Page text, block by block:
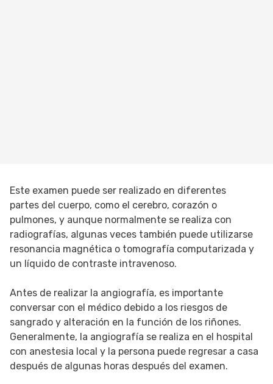
Este examen puede ser realizado en diferentes
partes del cuerpo, como el cerebro, corazón o
pulmones, y aunque normalmente se realiza con
radiografías, algunas veces también puede utilizarse
resonancia magnética o tomografía computarizada y
un líquido de contraste intravenoso.
Antes de realizar la angiografía, es importante
conversar con el médico debido a los riesgos de
sangrado y alteración en la función de los riñones.
Generalmente, la angiografía se realiza en el hospital
con anestesia local y la persona puede regresar a casa
después de algunas horas después del examen.